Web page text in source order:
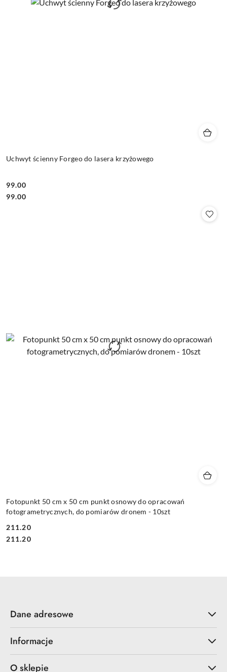
Uchwyt ścienny Forgeo do lasera krzyżowego
Cena:
99.00
Cena:
99.00
Fotopunkt 50 cm x 50 cm punkt osnowy do opracowań
fotogrametrycznych, do pomiarów dronem - 10szt
Cena:
211.20
Cena:
211.20
Dane adresowe
Informacje
O sklepie